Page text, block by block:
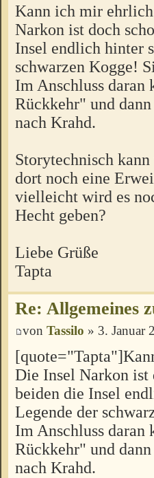
Kann ich mir
Narkon ist doch
Insel endlich hinter
schwarzen Kogge!
Im Anschluss
Rückkehr" und
nach Krahd.
Storytechnisch
dort noch eine
vielleicht wird es
Hecht geben?
Liebe Grüße
Tapta
Re: Allgemeines
von Tassilo » 3. Januar
Die Insel Narkon ist
beiden die Insel
Legende der
Im Anschluss
Rückkehr" und
nach Krahd.